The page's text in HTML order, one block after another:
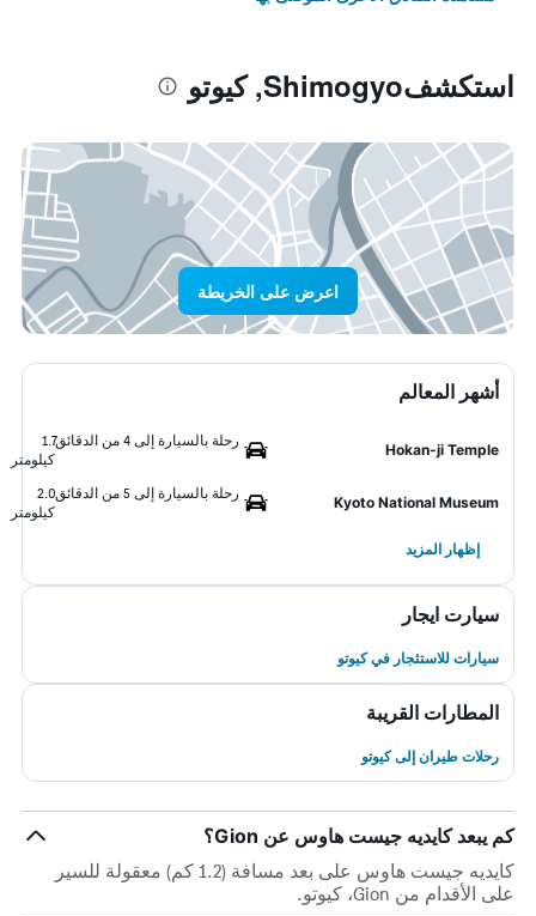
استكشفShimogyo, كيوتو
اعرض على الخريطة
أشهر المعالم
Hokan-ji Temple
رحلة بالسيارة إلى 4 من الدقائق
1.7
كيلومتر
Kyoto National Museum
رحلة بالسيارة إلى 5 من الدقائق
2.0
كيلومتر
إظهار المزيد
سيارت ايجار
سيارات للاستئجار في كيوتو
المطارات القريبة
رحلات طيران إلى كيوتو
كم يبعد كايديه جيست هاوس عن Gion؟
كايديه جيست هاوس على بعد مسافة (1.2 كم) معقولة للسير
على الأقدام من Gion، كيوتو.